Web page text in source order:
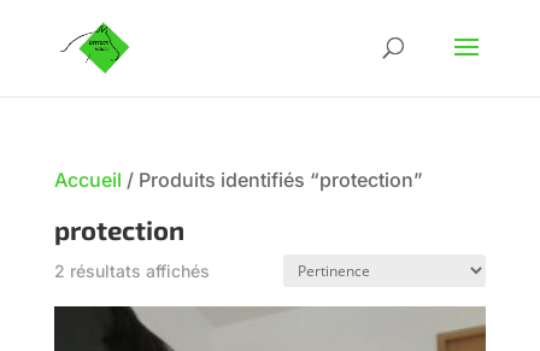
Accueil / Produits identifiés “protection”
protection
2 résultats affichés